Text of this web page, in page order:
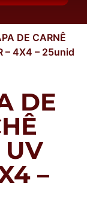
DE CARNÊ
– 4X4 – 25unid
DE
UV
–